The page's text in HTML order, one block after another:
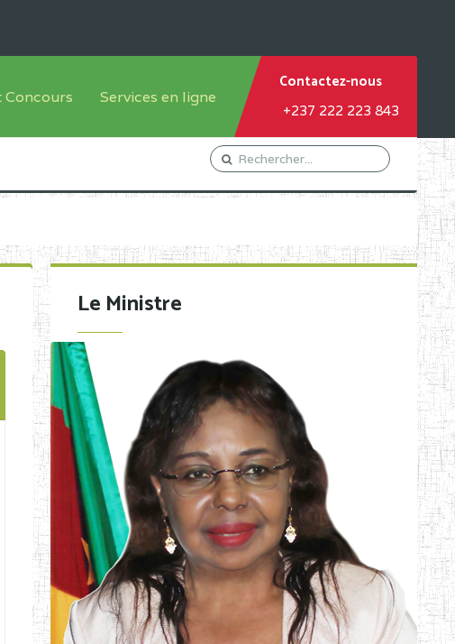
système francophone
Concours Services en ligne
Orientation Conseil
Gestion du Personnel
Demande de subvention
Contactez-nous
+237 222 223 843
Le Ministre